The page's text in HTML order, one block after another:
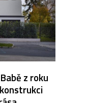
z roku